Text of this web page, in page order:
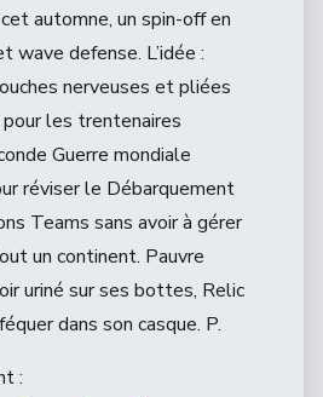
automne, un spin-off en
wave defense. L’idée :
nerveuses et pliées
les trentenaires
Guerre mondiale
réviser le Débarquement
Teams sans avoir à gérer
un continent. Pauvre
uriné sur ses bottes, Relic
dans son casque. P.
: